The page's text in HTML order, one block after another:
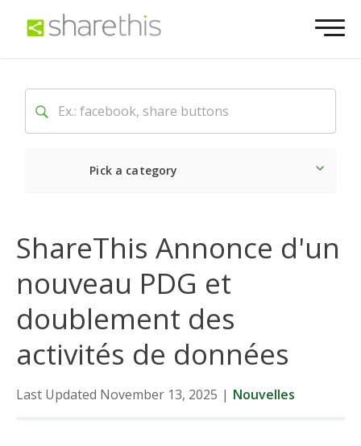
Pick a category
ShareThis Annonce d'un
nouveau PDG et
doublement des
activités de données
Last Updated November 13, 2025 | Nouvelles